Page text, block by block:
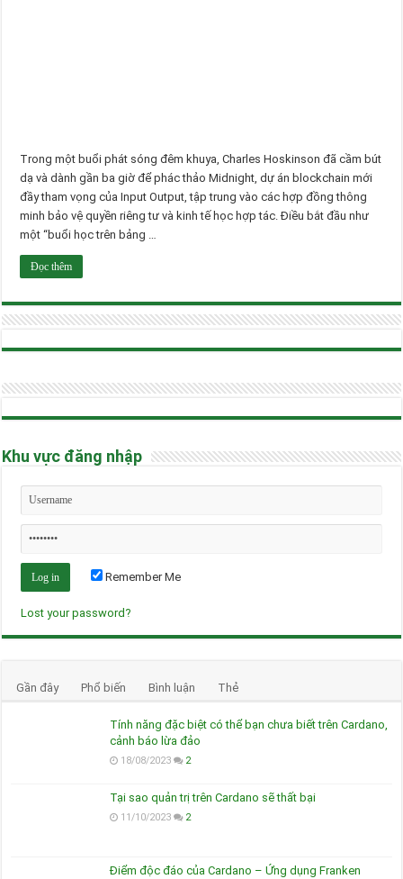
Trong một buổi phát sóng đêm khuya, Charles Hoskinson đã cầm bút
dạ và dành gần ba giờ để phác thảo Midnight, dự án blockchain mới
đầy tham vọng của Input Output, tập trung vào các hợp đồng thông
minh bảo vệ quyền riêng tư và kinh tế học hợp tác. Điều bắt đầu như
một “buổi học trên bảng …
Đọc thêm
Khu vực đăng nhập
Remember Me
Lost your password?
Gần đây Phổ biến Bình luận Thẻ
Tính năng đặc biệt có thể bạn chưa biết trên Cardano,
cảnh báo lừa đảo
18/08/2023 2
Tại sao quản trị trên Cardano sẽ thất bại
11/10/2023 2
Điểm độc đáo của Cardano – Ứng dụng Franken